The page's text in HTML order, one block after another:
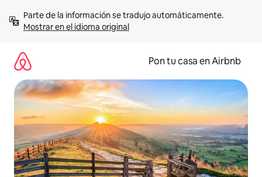
contenidoMostrar en el idioma original
Pon tu casa en Airbnb